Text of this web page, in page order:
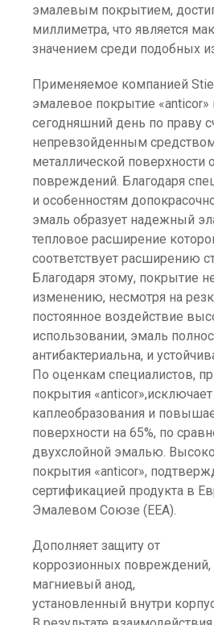
эмалевым покрытием,
миллиметра, что является
значением среди подобных
Применяемое компанией
эмалевое покрытие «anticor»
сегодняшний день по праву
непревзойденным
металлической поверхности
повреждений. Благодаря
и особенностям
эмаль образует надежный
тепловое расширение
соответствует расширению
Благодаря этому, покрытие
изменению, несмотря на
постоянное воздействие
использовании, эмаль
антибактериальна, и
По оценкам специалистов,
покрытия
каплеобразования и
поверхности на 65%, по
двухслойной эмалью.
покрытия «anticor»,
сертификацией продукта в
Эмалевом Союзе (EEA).
Дополняет защиту от
коррозионных повреждений,
магниевый анод,
установленный внутри